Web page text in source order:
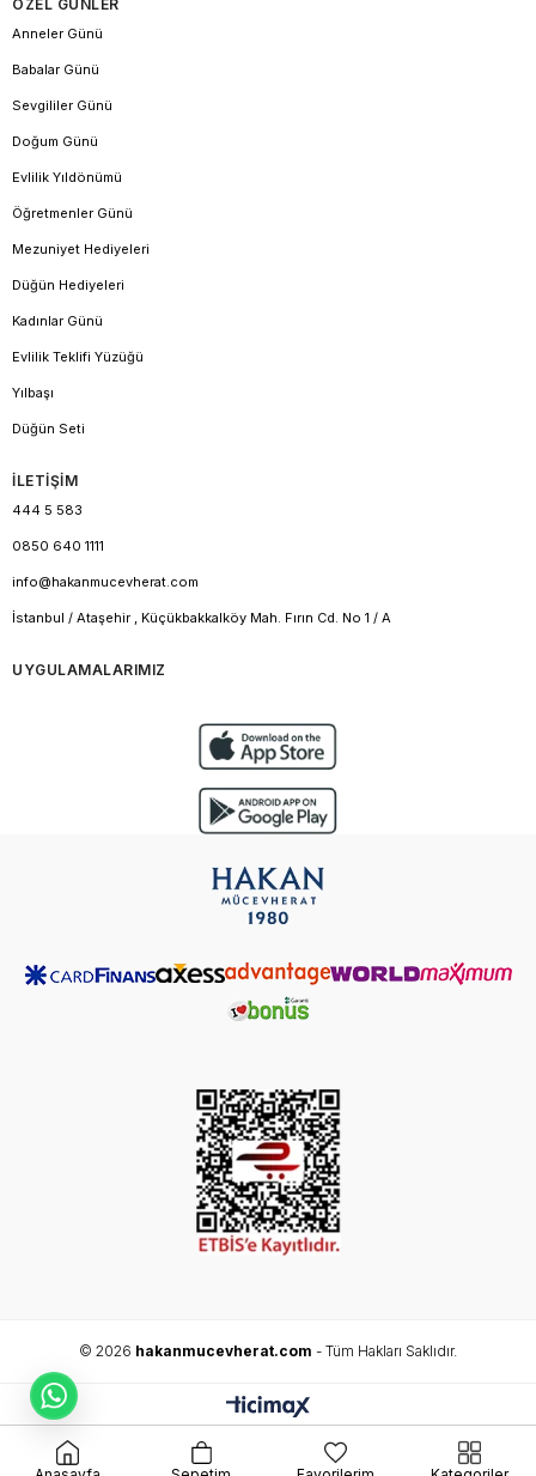
ÖZEL GÜNLER
Anneler Günü
Babalar Günü
Sevgililer Günü
Doğum Günü
Evlilik Yıldönümü
Öğretmenler Günü
Mezuniyet Hediyeleri
Düğün Hediyeleri
Kadınlar Günü
Evlilik Teklifi Yüzüğü
Yılbaşı
Düğün Seti
İLETİŞİM
444 5 583
0850 640 1111
info@hakanmucevherat.com
İstanbul / Ataşehir , Küçükbakkalköy Mah. Fırın Cd. No 1 / A
UYGULAMALARIMIZ
© 2026 hakanmucevherat.com - Tüm Hakları Saklıdır.